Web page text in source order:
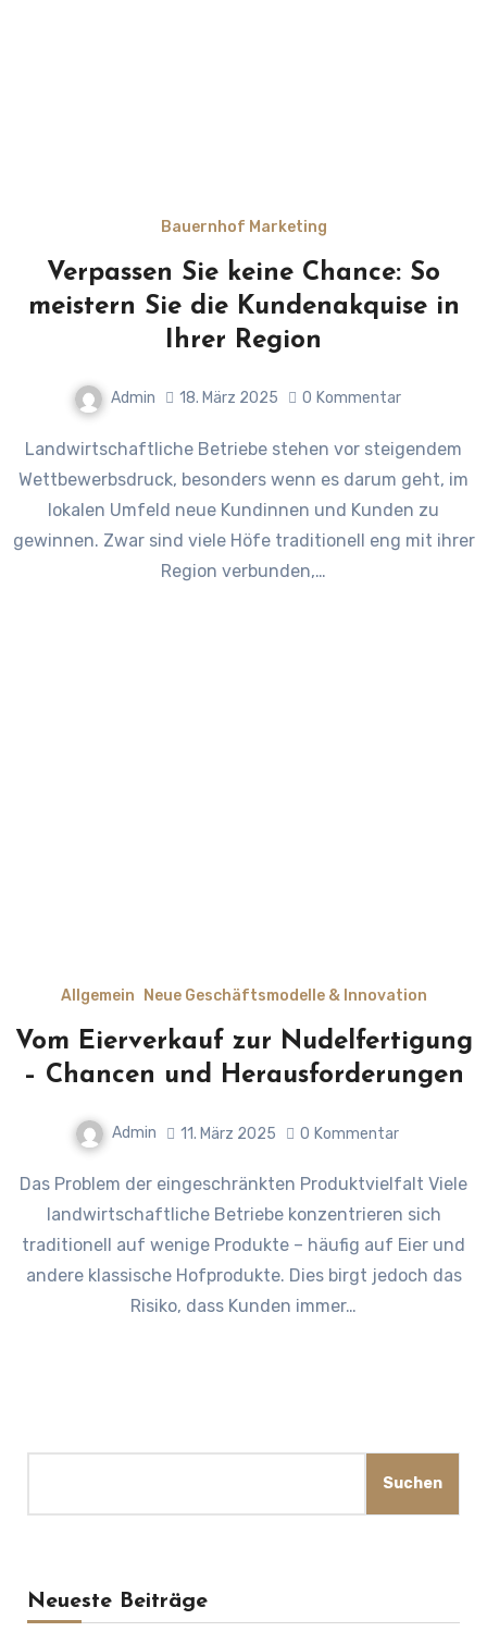
Bauernhof Marketing
Verpassen Sie keine Chance: So
meistern Sie die Kundenakquise in
Ihrer Region
Admin 18. März 2025 0 Kommentar
Landwirtschaftliche Betriebe stehen vor steigendem
Wettbewerbsdruck, besonders wenn es darum geht, im
lokalen Umfeld neue Kundinnen und Kunden zu
gewinnen. Zwar sind viele Höfe traditionell eng mit ihrer
Region verbunden,…
Allgemein Neue Geschäftsmodelle & Innovation
Vom Eierverkauf zur Nudelfertigung
– Chancen und Herausforderungen
Admin 11. März 2025 0 Kommentar
Das Problem der eingeschränkten Produktvielfalt Viele
landwirtschaftliche Betriebe konzentrieren sich
traditionell auf wenige Produkte – häufig auf Eier und
andere klassische Hofprodukte. Dies birgt jedoch das
Risiko, dass Kunden immer…
Suchen
Neueste Beiträge